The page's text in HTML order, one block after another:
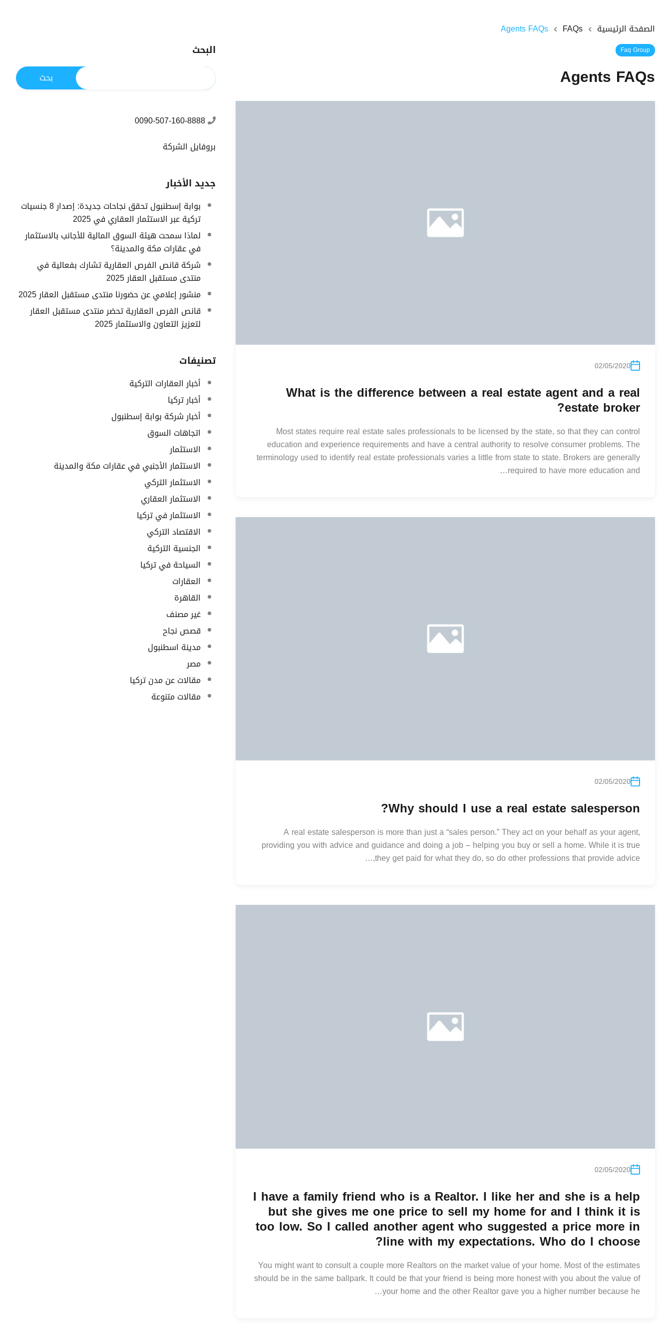
الصفحة الرئيسية FAQs
Agents FAQs
Faq Group
Agents FAQs
02/05/2020
What is the difference between a real estate agent and a real
estate broker?
Most states require real estate sales professionals to be licensed by the state, so that they can control
education and experience requirements and have a central authority to resolve consumer problems. The
terminology used to identify real estate professionals varies a little from state to state. Brokers are generally
required to have more education and…
02/05/2020
Why should I use a real estate salesperson?
A real estate salesperson is more than just a “sales person.” They act on your behalf as your agent,
providing you with advice and guidance and doing a job – helping you buy or sell a home. While it is true
they get paid for what they do, so do other professions that provide advice,…
02/05/2020
I have a family friend who is a Realtor. I like her and she is a help
but she gives me one price to sell my home for and I think it is
too low. So I called another agent who suggested a price more in
line with my expectations. Who do I choose?
You might want to consult a couple more Realtors on the market value of your home. Most of the estimates
should be in the same ballpark. It could be that your friend is being more honest with you about the value of
your home and the other Realtor gave you a higher number because he…
البحث
0090-507-160-8888
بروفايل الشركة
جديد الأخبار
بوابة إسطنبول تحقق نجاحات جديدة: إصدار 8 جنسيات
تركية عبر الاستثمار العقاري في 2025
لماذا سمحت هيئة السوق المالية للأجانب بالاستثمار
في عقارات مكة والمدينة؟
شركة قانص الفرص العقارية تشارك بفعالية في
منتدى مستقبل العقار 2025
منشور إعلامي عن حضورنا منتدى مستقبل العقار 2025
قانص الفرص العقارية تحضر منتدى مستقبل العقار
لتعزيز التعاون والاستثمار 2025
تصنيفات
أخبار العقارات التركية
أخبار تركيا
أخبار شركة بوابة إسطنبول
اتجاهات السوق
الاستثمار
الاستثمار الأجنبي في عقارات مكة والمدينة
الاستثمار التركي
الاستثمار العقاري
الاستثمار في تركيا
الاقتصاد التركي
الجنسية التركية
السياحة في تركيا
العقارات
القاهرة
غير مصنف
قصص نجاح
مدينة اسطنبول
مصر
مقالات عن مدن تركيا
مقالات متنوعة